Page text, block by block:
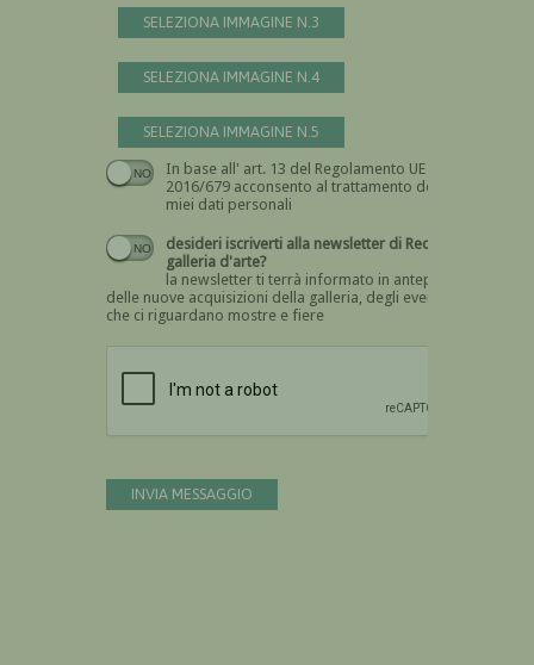
SELEZIONA IMMAGINE N.3
SELEZIONA IMMAGINE N.4
SELEZIONA IMMAGINE N.5
In base all' art. 13 del Regolamento UE n.
2016/679 acconsento al trattamento dei
miei dati personali
Devi dare il consenso
desideri iscriverti alla newsletter di Recta
galleria d'arte?
la newsletter ti terrà informato in anteprima
delle nuove acquisizioni della galleria, degli eventi
che ci riguardano mostre e fiere
INVIA MESSAGGIO